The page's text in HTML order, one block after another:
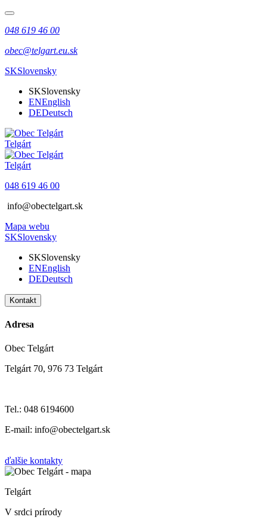
048 619 46 00
obec@telgart.eu.sk
SKSlovensky
SKSlovensky
ENEnglish
DEDeutsch
Telgárt
Telgárt
048 619 46 00
info@obectelgart.sk
Mapa webu
SKSlovensky
SKSlovensky
ENEnglish
DEDeutsch
Kontakt
Adresa
Obec Telgárt
Telgárt 70, 976 73 Telgárt
Tel.: 048 6194600
E-mail: info@obectelgart.sk
ďalšie kontakty
Telgárt
V srdci prírody